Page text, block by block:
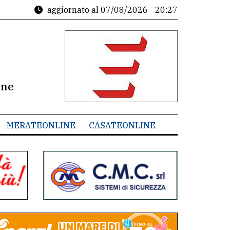
aggiornato al 07/08/2026 - 20:27
MERATEONLINE CASATEONLINE